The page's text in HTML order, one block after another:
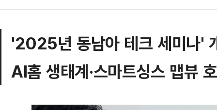
'2025년 동남아 테크 세미나'
AI홈 생태계·스마트싱스 맵뷰